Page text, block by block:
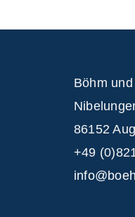
Böhm
86152
+49